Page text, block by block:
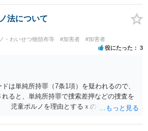
迫し、欺き、若しくは困惑させ、又は青少
しくはその供与の約束をする方法により、
ルノ等の提供を行うように求めること。」と
送るよう要求した場合には同条に該当する
め、今回相談者様が小学生に対して「あそ
犯罪に該当する可能性の高い行為となりま
性はございます。 もっとも、経緯如何よっ
でございますし、事案によって逮捕を避け
ますので、一度直接弁護士にご相談される
す。
ほうが良いかと思われます。
法について
・わいせつ物頒布等 #加害者 #加害者
役にたった 3
は単純所持罪（7条1項）を疑われるので、
ると、単純所持罪で捜索差押などの捜査を
児童ポルノを理由とするｘのアカウント凍
索差押を受けるおそれがあります